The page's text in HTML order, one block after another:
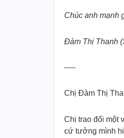
Chúc anh mạnh
Đàm Thị Thanh
—–
Chị Đàm Thị
Chị trao đổi một
cứ tưởng mình